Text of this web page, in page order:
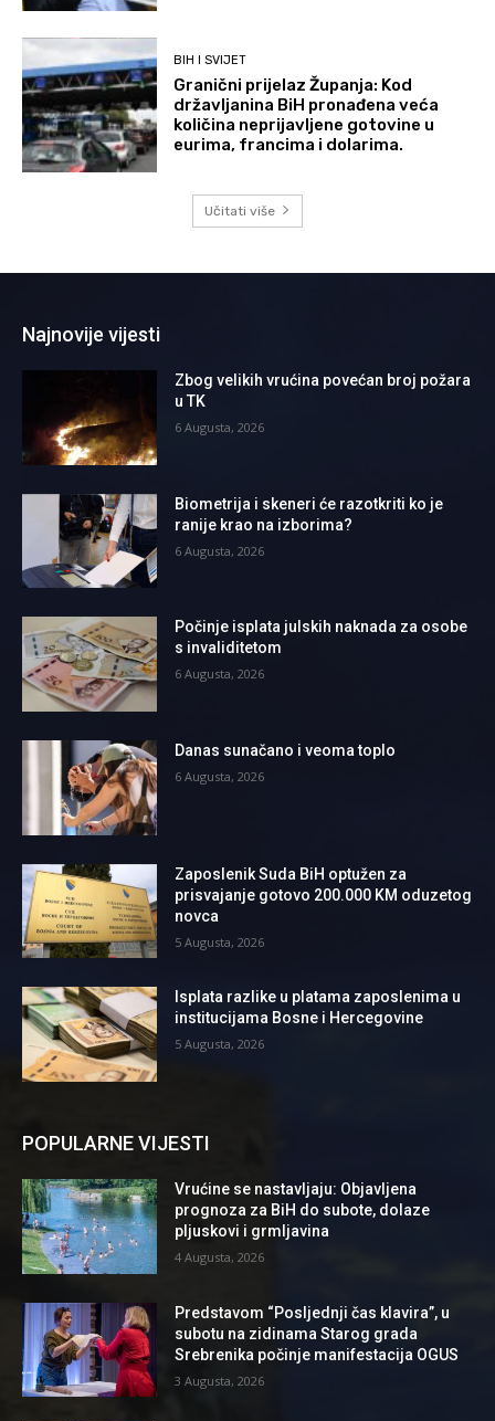
BIH I SVIJET
Granični prijelaz Županja: Kod
državljanina BiH pronađena veća
količina neprijavljene gotovine u
eurima, francima i dolarima.
Učitati više
Najnovije vijesti
Zbog velikih vrućina povećan broj požara
u TK
6 Augusta, 2026
Biometrija i skeneri će razotkriti ko je
ranije krao na izborima?
6 Augusta, 2026
Počinje isplata julskih naknada za osobe
s invaliditetom
6 Augusta, 2026
Danas sunačano i veoma toplo
6 Augusta, 2026
Zaposlenik Suda BiH optužen za
prisvajanje gotovo 200.000 KM oduzetog
novca
5 Augusta, 2026
Isplata razlike u platama zaposlenima u
institucijama Bosne i Hercegovine
5 Augusta, 2026
POPULARNE VIJESTI
Vrućine se nastavljaju: Objavljena
prognoza za BiH do subote, dolaze
pljuskovi i grmljavina
4 Augusta, 2026
Predstavom “Posljednji čas klavira”, u
subotu na zidinama Starog grada
Srebrenika počinje manifestacija OGUS
3 Augusta, 2026